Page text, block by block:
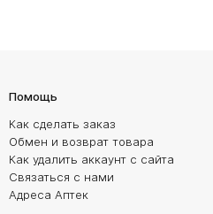
Помощь
Как сделать заказ
Обмен и возврат товара
Как удалить аккаунт с сайта
Связаться с нами
Адреса Аптек